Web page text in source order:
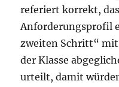
referiert korrekt,
Anforderungsprofil
zweiten Schritt“
der Klasse
urteilt, damit